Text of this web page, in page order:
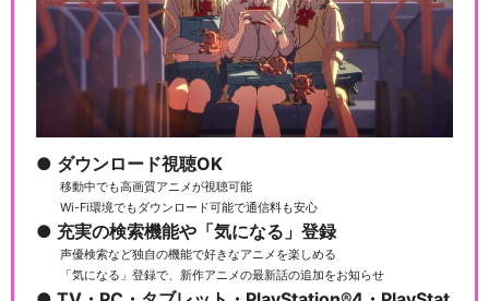
銀魂 ジャンプアニメツアー20
05&2008
銀魂 ジャンプスペシャルア
ニメフェスタ2014
ダウンロード視聴OK
移動中でも高画質アニメが視聴可能
Wi-Fi環境でもダウンロード可能で通信料も安心
充実の検索機能や「気になる」登録
声優検索など独自の機能で好きなアニメを楽しめる
「気になる」登録で、新作アニメの最新話の追加をお知らせ